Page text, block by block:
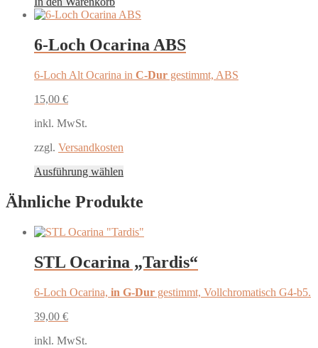
6-Loch Ocarina ABS
6-Loch Alt Ocarina in C-Dur gestimmt, ABS
15,00 €
inkl. MwSt.
zzgl. Versandkosten
Ausführung wählen
weist
mehrere
auf.
Optionen
können
auf
der
Ähnliche Produkte
STL Ocarina „Tardis“
6-Loch Ocarina, in G-Dur gestimmt, Vollchromatisch G4-b5.
39,00 €
inkl. MwSt.